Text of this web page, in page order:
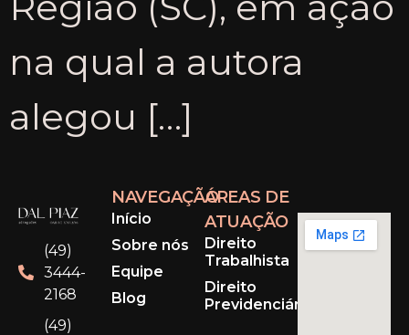
na qual a autora
alegou […]
(49)
3444-
2168
(49)
NAVEGAÇÃO
Início
Sobre nós
Equipe
Blog
ÁREAS DE
ATUAÇÃO
Direito
Trabalhista
Direito
Previdenciário